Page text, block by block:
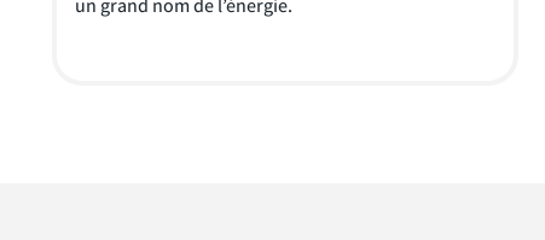
un grand nom de l’énergie.